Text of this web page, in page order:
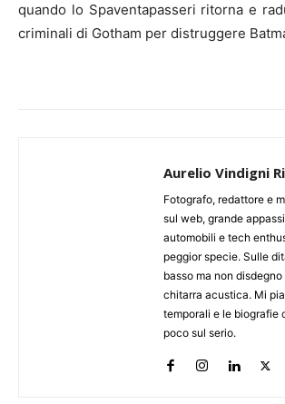
quando lo Spaventapasseri ritorna e
criminali di Gotham per distruggere
Aurelio Vindigni
Fotografo, redattore e
sul web, grande
automobili e tech
peggior specie. Sulle
basso ma non
chitarra acustica. Mi
temporali e le biografie
poco sul serio.